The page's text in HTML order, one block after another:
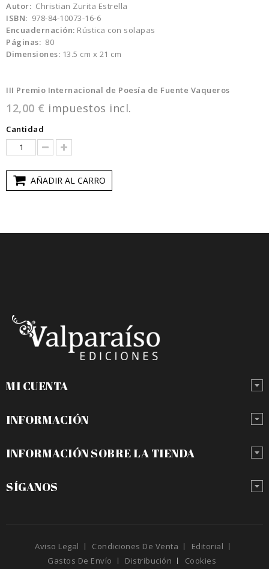
Autor: Christian Zurita Estrella
ISBN: 978-84-10073-16-6
Encuadernación: Rústica con solapas
Páginas: 80
Dimensiones: 13.5 cm x 21 cm
III Premio Internacional de Poesía de Fuente Vaqueros
12,00 € impuestos incl.
Cantidad
AÑADIR AL CARRO
MI CUENTA
INFORMACIÓN
INFORMACIÓN SOBRE LA TIENDA
SÍGANOS
Aviso Legal Condiciones De Venta
Editorial
Gastos De Envío
Distribución Cookies